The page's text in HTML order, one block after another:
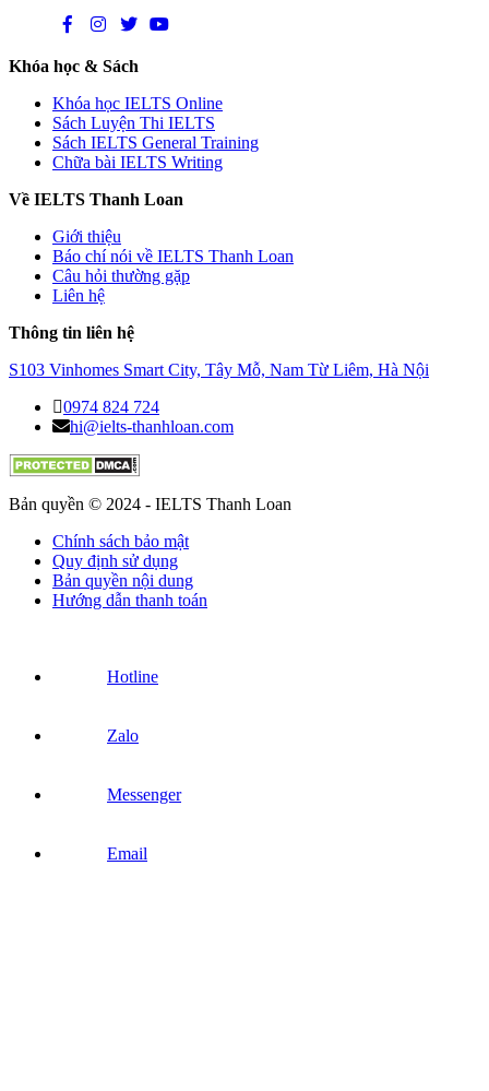
Khóa học & Sách
Khóa học IELTS Online
Sách Luyện Thi IELTS
Sách IELTS General Training
Chữa bài IELTS Writing
Về IELTS Thanh Loan
Giới thiệu
Báo chí nói về IELTS Thanh Loan
Câu hỏi thường gặp
Liên hệ
Thông tin liên hệ
S103 Vinhomes Smart City, Tây Mỗ, Nam Từ Liêm, Hà Nội
0974 824 724
hi@ielts-thanhloan.com
Bản quyền © 2024 - IELTS Thanh Loan
Chính sách bảo mật
Quy định sử dụng
Bản quyền nội dung
Hướng dẫn thanh toán
Hotline
Zalo
Messenger
Email